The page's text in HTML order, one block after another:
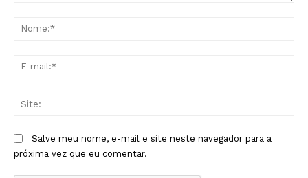
Salve meu nome, e-mail e site neste navegador para a
próxima vez que eu comentar.